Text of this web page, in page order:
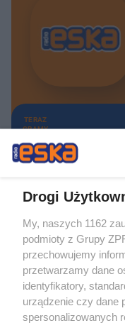
TERAZ
GRAMY
Żaden utwór zamieszczony
rozpowszechniany lub
tym także elektroniczny lub
eksploatacji w jakiejkolwiek
bez pisemnej zgody
wykorzystanie utworów w
bez właściwej zgody, jest
prawnie.
Drogi
My, naszych 1162
podmioty z Grupy
przechowujemy
przetwarzamy dane
identyfikatory,
urządzenie czy dane
spersonalizowanych